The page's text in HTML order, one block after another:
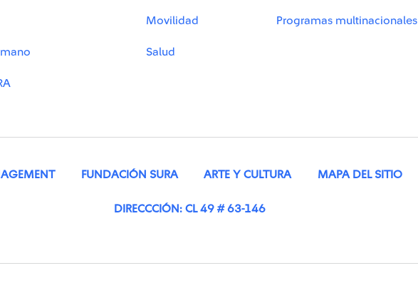
Movilidad
Salud
Programas multinacionales
FUNDACIÓN SURA ARTE Y CULTURA MAPA DEL SITIO
DIRECCCIÓN: CL 49 # 63-146